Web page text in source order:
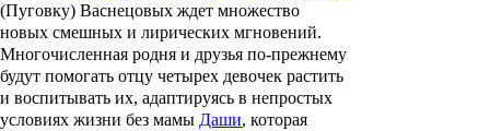
(Пуговку) Васнецовых ждет множество
новых смешных и лирических мгновений.
Многочисленная родня и друзья по-прежнему
будут помогать отцу четырех девочек растить
и воспитывать их, адаптируясь в непростых
условиях жизни без мамы Даши, которая